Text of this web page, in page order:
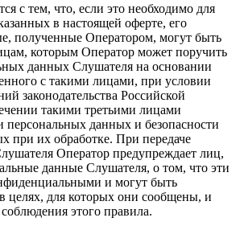
с тем, что, если это необходимо для
в настоящей оферте, его
полученные Оператором, могут быть
которым Оператор может поручить
данных Слушателя на основании
с такими лицами, при условии
законодательства Российской
такими третьими лицами
персональных данных и безопасности
при их обработке. При передаче
Оператор предупреждает лиц,
данные Слушателя, о том, что эти
и могут быть
целях, для которых они сообщены, и
этого правила.